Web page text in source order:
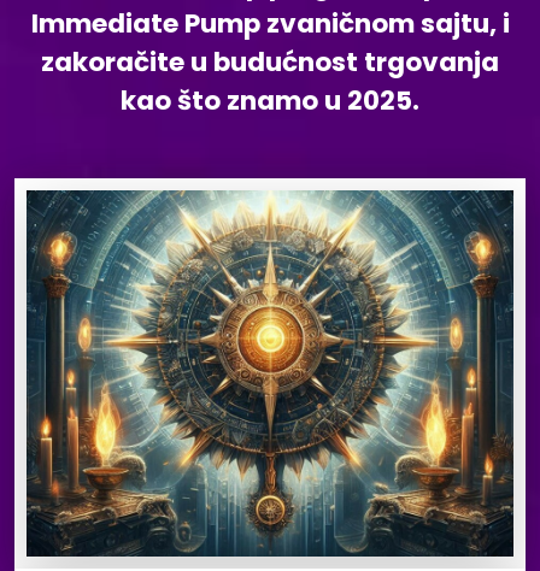
Immediate Pump zvaničnom sajtu, i
zakoračite u budućnost trgovanja
kao što znamo u 2025.